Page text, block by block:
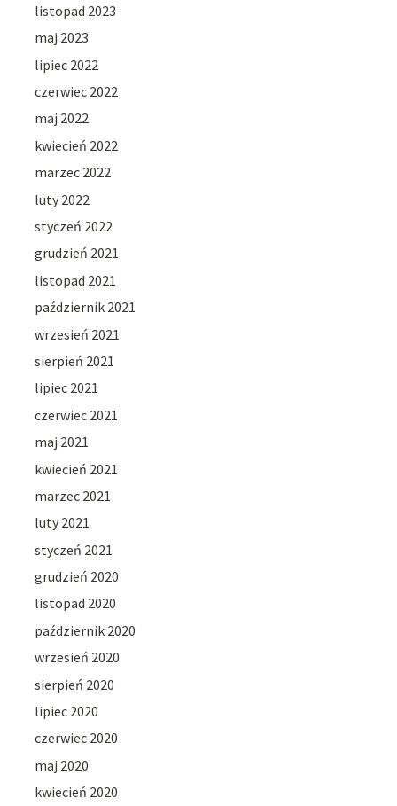
listopad 2023
maj 2023
lipiec 2022
czerwiec 2022
maj 2022
kwiecień 2022
marzec 2022
luty 2022
styczeń 2022
grudzień 2021
listopad 2021
październik 2021
wrzesień 2021
sierpień 2021
lipiec 2021
czerwiec 2021
maj 2021
kwiecień 2021
marzec 2021
luty 2021
styczeń 2021
grudzień 2020
listopad 2020
październik 2020
wrzesień 2020
sierpień 2020
lipiec 2020
czerwiec 2020
maj 2020
kwiecień 2020